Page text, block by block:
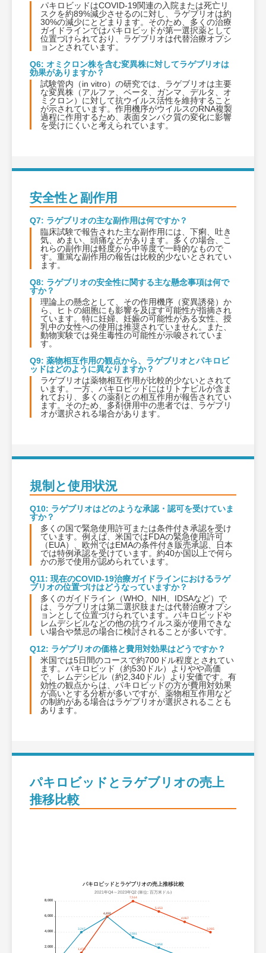
パキロビッドはCOVID-19関連の入院または死亡リ
スクを約89%減少させるのに対し、ラゲブリオは約
30%の減少にとどまります。そのため、多くの治療
ガイドラインではパキロビッドが第一選択薬として
位置づけられており、ラゲブリオは代替治療オプシ
ョンとされています。
Q6: オミクロン株を含む変異株に対してラゲブリオは
効果がありますか？
試験管内（in vitro）の研究では、ラゲブリオは主要
な変異株（アルファ、ベータ、ガンマ、デルタ、オ
ミクロン）に対して抗ウイルス活性を維持すること
が示されています。作用機序がウイルスのRNA複製
過程に作用するため、表面タンパク質の変化に影響
を受けにくいと考えられています。
安全性と副作用
Q7: ラゲブリオの主な副作用は何ですか？
臨床試験で報告された主な副作用には、下痢、吐き
気、めまい、頭痛などがあります。多くの場合、こ
れらの副作用は軽度から中等度で一時的なもので
す。重篤な副作用の報告は比較的少ないとされてい
ます。
Q8: ラゲブリオの安全性に関する主な懸念事項は何で
すか？
理論上の懸念として、その作用機序（変異誘発）か
ら、ヒトの細胞にも影響を及ぼす可能性が指摘され
ています。特に妊婦、妊娠の可能性がある女性、授
乳中の女性への使用は推奨されていません。また、
動物実験では発生毒性の可能性が示唆されていま
す。
Q9: 薬物相互作用の観点から、ラゲブリオとパキロビ
ッドはどのように異なりますか？
ラゲブリオは薬物相互作用が比較的少ないとされて
います。一方、パキロビッドにはリトナビルが含ま
れており、多くの薬剤との相互作用が報告されてい
ます。そのため、多剤併用中の患者では、ラゲブリ
オが選択される場合があります。
規制と使用状況
Q10: ラゲブリオはどのような承認・認可を受けていま
すか？
多くの国で緊急使用許可または条件付き承認を受け
ています。例えば、米国ではFDAの緊急使用許可
（EUA）、欧州ではEMAの条件付き販売承認、日本
では特例承認を受けています。約40か国以上で何ら
かの形で使用が認められています。
Q11: 現在のCOVID-19治療ガイドラインにおけるラゲ
ブリオの位置づけはどうなっていますか？
多くのガイドライン（WHO、NIH、IDSAなど）で
は、ラゲブリオは第二選択肢または代替治療オプシ
ョンとして位置づけられています。パキロビッドや
レムデシビルなどの他の抗ウイルス薬が使用できな
い場合や禁忌の場合に検討されることが多いです。
Q12: ラゲブリオの価格と費用対効果はどうですか？
米国では5日間のコースで約700ドル程度とされてい
ます。パキロビッド（約530ドル）よりやや高価
で、レムデシビル（約2,340ドル）より安価です。有
効性の観点からは、パキロビッドの方が費用対効果
が高いとする分析が多いですが、薬物相互作用など
の制約がある場合はラゲブリオが選択されることも
あります。
パキロビッドとラゲブリオの売上
推移比較
パキロビッドとラゲブリオの売上推移比較
2021年Q4～2023年Q2 (単位: 百万米ドル)
8,000
6,000
4,000
2,000
3,247
4,436
2,581
1,958
1,470
4,357
7,514
5,153
4,067
3,265